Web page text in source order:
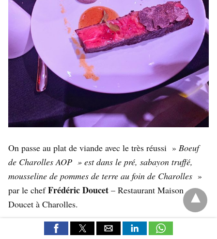
On passe au plat de viande avec le très réussi » Boeuf
de Charolles AOP » est dans le pré, sabayon truffé,
mousseline de pommes de terre au foin de Charolles »
par le chefFrédéric Doucet – Restaurant Maison
Doucet à Charolles.